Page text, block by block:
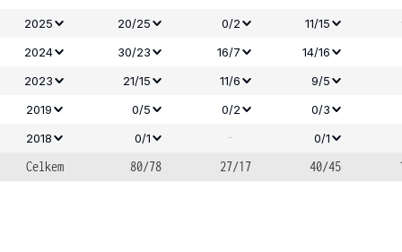
2025 20/25 0/2 11/15
2024
30/23 16/7
14/16
2023
21/15 11/6
9/5
2019
0/5 0/2
0/3
2018
0/1 - 0/1
Celkem 80/78 27/17 40/45